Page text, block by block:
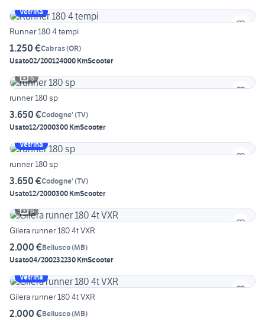
Vetrina
Runner 180 4 tempi
1.250 €Cabras(OR)
Usato02/200124000 KmScooter
6
runner 180 sp
3.650 €Codogne' (TV)
Usato12/2000300 KmScooter
Vetrina
runner 180 sp
3.650 €Codogne' (TV)
Usato12/2000300 KmScooter
6
Gilera runner 180 4t VXR
2.000 €Bellusco(MB)
Usato04/200232230 KmScooter
Vetrina
Gilera runner 180 4t VXR
2.000 €Bellusco(MB)